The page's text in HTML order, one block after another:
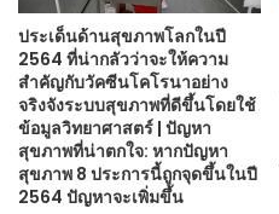
ประเด็นด้านสุขภาพโลกในปี
2564 ที่น่ากลัวว่าจะให้ความ
สำคัญกับวัคซีนโคโรนาอย่าง
จริงจังระบบสุขภาพที่ดีขึ้นโดยใช้
ข้อมูลวิทยาศาสตร์ | ปัญหา
สุขภาพที่น่าตกใจ: หากปัญหา
สุขภาพ 8 ประการนี้ถูกจุดขึ้นในปี
2564 ปัญหาจะเพิ่มขึ้น